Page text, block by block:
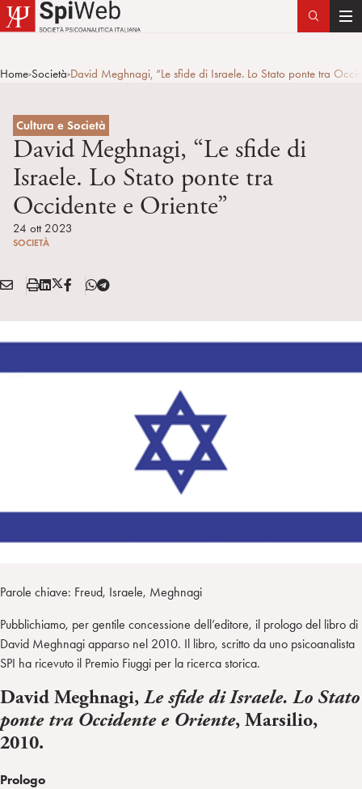
T
g
Home>Società>David Meghnagi, “Le sfide di Israele. Lo Stato ponte tra
Cultura e Società
David Meghnagi, “Le sfide di
Israele. Lo Stato ponte tra
Occidente e Oriente”
24 ott 2023
SOCIETÀ
Condividi:
E
A
I
S
a
m
L
n
k
X
T
w
F
T
l
e
Parole chiave: Freud, Israele, Meghnagi
Pubblichiamo, per gentile concessione dell’editore, il prologo del libro di
David Meghnagi apparso nel 2010. Il libro, scritto da uno psicoanalista
SPI ha ricevuto il Premio Fiuggi per la ricerca storica.
David Meghnagi, Le sfide di Israele. Lo Stato
ponte tra Occidente e Oriente, Marsilio,
2010.
Prologo